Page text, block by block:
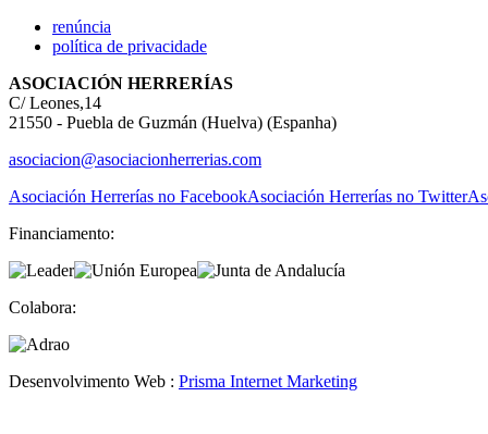
renúncia
política de privacidade
ASOCIACIÓN HERRERÍAS
C/ Leones,14
21550 - Puebla de Guzmán (Huelva) (Espanha)
asociacion@asociacionherrerias.com
Asociación Herrerías no FacebookAsociación Herrerías no Twitter
Financiamento:
Colabora:
Desenvolvimento Web : Prisma Internet Marketing